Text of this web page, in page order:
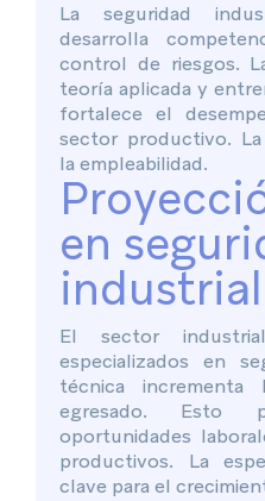
La seguridad
desarrolla
control de riesgos.
teoría aplicada y
fortalece el
sector productivo. La
la empleabilidad.
en
industrial
El sector
especializados en
técnica incrementa
egresado. Esto
oportunidades
productivos. La
clave para el